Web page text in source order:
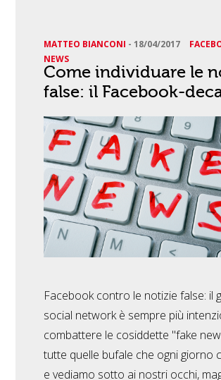
MATTEO BIANCONI -18/04/2017
NEWS
Come individuare le
false: il Facebook-
Facebook contro le notizie false: il
social network è sempre più
combattere le cosiddette "fake
tutte quelle bufale che ogni giorno
e vediamo sotto ai nostri occhi,